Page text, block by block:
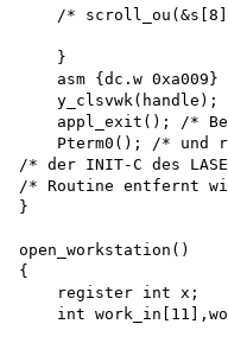
/*
    }
asm {dc.w 0xa009}
y_clsvwk(handle);
appl_exit(); /*
Pterm0(); /* und
/* der INIT-C des
/* Routine entfernt
}
open_workstation()
{
    register int x;
int